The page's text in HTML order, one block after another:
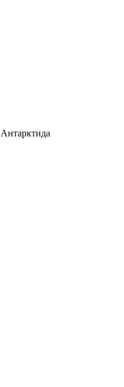
Антарктида